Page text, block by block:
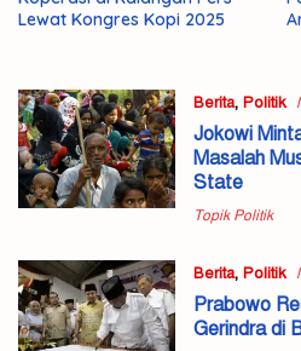
Lewat Kongres Kopi 2025
Berita, Politik
Jokowi
Masalah
State
Topik Politik
Berita, Politik
Prabowo
Gerindra di